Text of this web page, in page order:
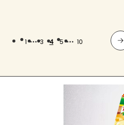
1 ... 3 4 5 ... 10